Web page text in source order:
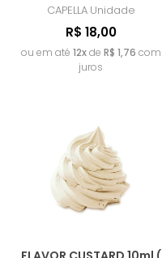
CAPELLA Unidade
R$ 18,00
ou em até 12xde R$ 1,76 com
juros